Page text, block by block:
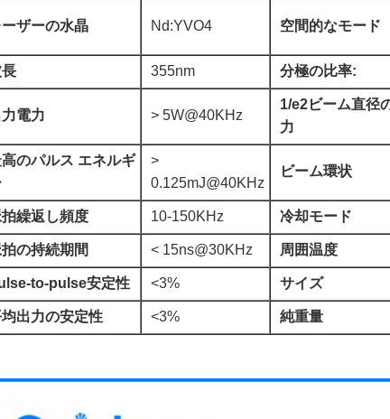
ザーの水晶 Nd:YVO4 空間的なモード
355nm 分極の比率:
電力 > 5W@40KHz
1/e2ビーム直径
力
のパルス エネルギ
>
0.125mJ@40KHz
ビーム環状
繰返し頻度 10-150KHz 冷却モード
の持続期間 < 15ns@30KHz 周囲温度
to-pulse安定性 <3% サイズ
出力の安定性 <3% 純重量